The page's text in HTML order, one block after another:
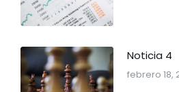
Noticia 4
febrero 18,